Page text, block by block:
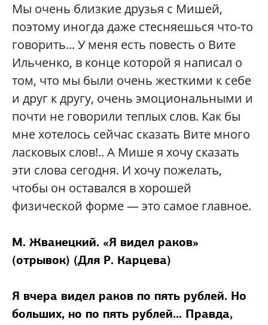
Мы очень близкие друзья с Мишей,
поэтому иногда даже стесняешься что-то
говорить... У меня есть повесть о Вите
Ильченко, в конце которой я написал о
том, что мы были очень жесткими к себе
и друг к другу, очень эмоциональными и
почти не говорили теплых слов. Как бы
мне хотелось сейчас сказать Вите много
ласковых слов!.. А Мише я хочу сказать
эти слова сегодня. И хочу пожелать,
чтобы он оставался в хорошей
физической форме — это самое главное.
М. Жванецкий. «Я видел раков»
(отрывок) (Для Р. Карцева)
Я вчера видел раков по пять рублей. Но
больших, но по пять рублей... Правда,